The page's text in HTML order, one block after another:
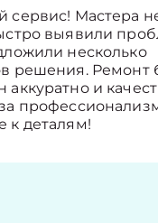
сервис! Мастера
выявили
несколько
решения. Ремонт
аккуратно и
к деталям!